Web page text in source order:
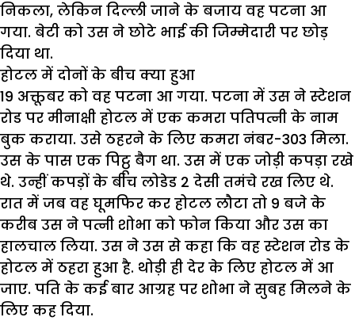
निकला, लेकिन दिल्ली जाने के बजाय वह पटना आ
गया. बेटी को उस ने छोटे भाई की जिम्मेदारी पर छोड़
दिया था.
होटल में दोनों के बीच क्या हुआ
19 अक्तूबर को वह पटना आ गया. पटना में उस ने स्टेशन
रोड पर मीनाक्षी होटल में एक कमरा पतिपत्नी के नाम
बुक कराया. उसे ठहरने के लिए कमरा नंबर-303 मिला.
उस के पास एक पिट्ठू बैग था. उस में एक जोड़ी कपड़ा रखे
थे. उन्हीं कपड़ों के बीच लोडेड 2 देसी तमंचे रख लिए थे.
रात में जब वह घूमफिर कर होटल लौटा तो 9 बजे के
करीब उस ने पत्नी शोभा को फोन किया और उस का
हालचाल लिया. उस ने उस से कहा कि वह स्टेशन रोड के
होटल में ठहरा हुआ है. थोड़ी ही देर के लिए होटल में आ
जाए. पति के कई बार आग्रह पर शोभा ने सुबह मिलने के
लिए कह दिया.